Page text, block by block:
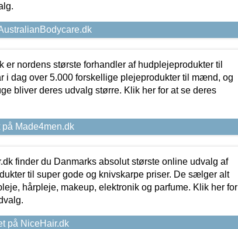
er nordens største forhandler af hudplejeprodukter til
i dag over 5.000 forskellige plejeprodukter til mænd, og
bliver deres udvalg større. Klik her for at se deres
Made4men.dk
finder du Danmarks absolut største online udvalg af
til super gode og knivskarpe priser. De sælger alt
hårpleje, makeup, elektronik og parfume. Klik her for
på NiceHair.dk